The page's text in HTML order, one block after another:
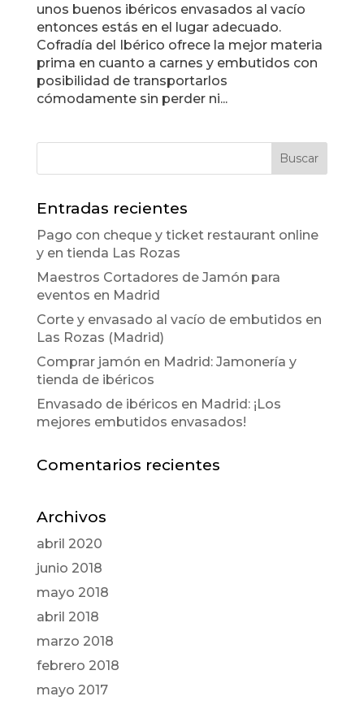
unos buenos ibéricos envasados al vacío
entonces estás en el lugar adecuado.
Cofradía del Ibérico ofrece la mejor materia
prima en cuanto a carnes y embutidos con
posibilidad de transportarlos
cómodamente sin perder ni...
Entradas recientes
Pago con cheque y ticket restaurant online
y en tienda Las Rozas
Maestros Cortadores de Jamón para
eventos en Madrid
Corte y envasado al vacío de embutidos en
Las Rozas (Madrid)
Comprar jamón en Madrid: Jamonería y
tienda de ibéricos
Envasado de ibéricos en Madrid: ¡Los
mejores embutidos envasados!
Comentarios recientes
Archivos
abril 2020
junio 2018
mayo 2018
abril 2018
marzo 2018
febrero 2018
mayo 2017